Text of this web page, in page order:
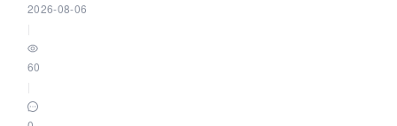
2026-08-06
60